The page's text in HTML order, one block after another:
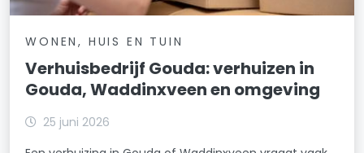
WONEN, HUIS EN TUIN
Verhuisbedrijf Gouda: verhuizen in
Gouda, Waddinxveen en omgeving
25 juni 2026